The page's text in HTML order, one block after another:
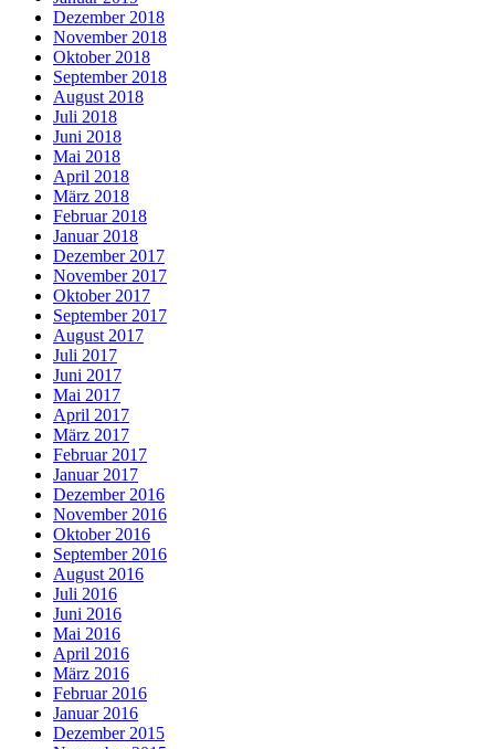
Dezember 2018
November 2018
Oktober 2018
September 2018
August 2018
Juli 2018
Juni 2018
Mai 2018
April 2018
März 2018
Februar 2018
Januar 2018
Dezember 2017
November 2017
Oktober 2017
September 2017
August 2017
Juli 2017
Juni 2017
Mai 2017
April 2017
März 2017
Februar 2017
Januar 2017
Dezember 2016
November 2016
Oktober 2016
September 2016
August 2016
Juli 2016
Juni 2016
Mai 2016
April 2016
März 2016
Februar 2016
Januar 2016
Dezember 2015